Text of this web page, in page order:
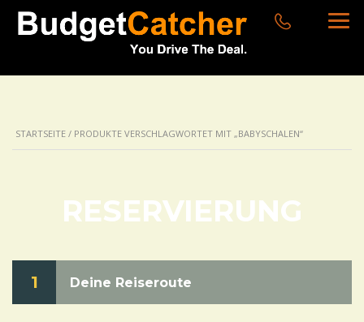
STARTSEITE / PRODUKTE VERSCHLAGWORTET MIT „BABYSCHALEN“
RESERVIERUNG
1 Deine Reiseroute